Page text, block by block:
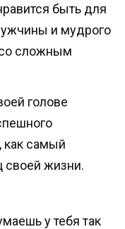
быть для
и мудрого
со сложным
голове
как самый
своей жизни.
у тебя так